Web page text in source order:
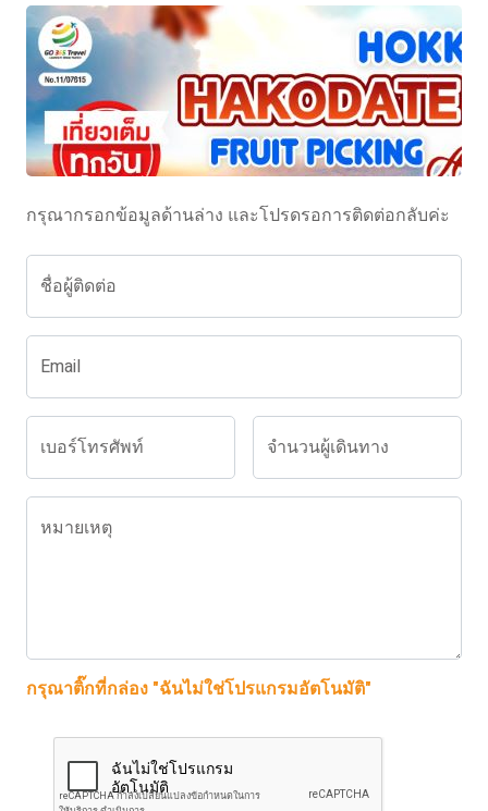
กรุณากรอกข้อมูลด้านล่าง และโปรดรอการติดต่อกลับค่ะ
ชื่อผู้ติดต่อ
Email
เบอร์โทรศัพท์ จำนวนผู้เดินทาง
หมายเหตุ
กรุณาติ๊กที่กล่อง "ฉันไม่ใช่โปรแกรมอัตโนมัติ"